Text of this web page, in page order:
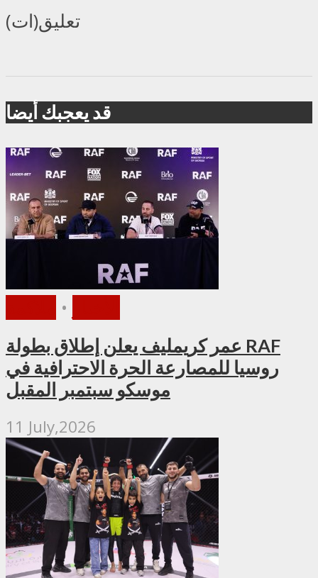
تعليق(ات)
قد يعجبك أيضا
•
عمر كريمليف يعلن إطلاق بطولة RAF
روسيا للمصارعة الحرة الاحترافية في
موسكو سبتمبر المقبل
11 July,2026